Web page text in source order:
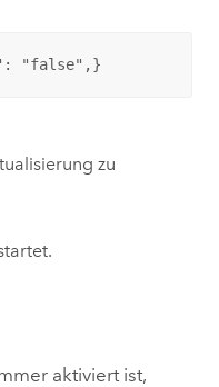
"false",}
zu
aktiviert ist,